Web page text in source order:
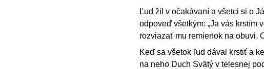
Ľud žil v očakávaní a všetci si o
odpoveď všetkým: „Ja vás krstím
rozviazať mu remienok na obuvi.
Keď sa všetok ľud dával krstiť a
na neho Duch Svätý v telesnej